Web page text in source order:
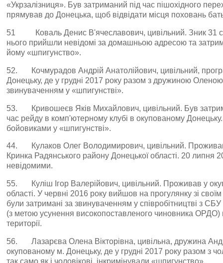
«Укрзалізниця». Був затриманий під час пішохідного
прямував до Донецька, щоб відвідати місця поховань
51 Коваль Денис В'ячеславович, цивільний. Зник 31
нього прийшли невідомі за домашньою адресою та
йому «шпигунство».
52. Кочмурадов Андрій Анатолійович, цивільний,
Донецьку, де у грудні 2017 року разом з дружиною
звинуваченням у «шпигунстві».
53. Кривошеєв Яків Михайлович, цивільний. Був
час рейду в комп'ютерному клубі в окупованому
бойовиками у «шпигунстві».
44. Кулаков Олег Володимирович, цивільний.
Кринка Радянського району Донецької області. 20 липня
невідомими.
55. Куліш Ігор Валерійович, цивільний. Проживав у
області. У червні 2016 року вийшов на прогулянку зі
були затримані за звинуваченням у співробітництві з СБУ
(з метою усунення високопоставленого чиновника ОРДО)
території.
56. Лазарєва Олена Вікторівна, цивільна, дружина
окупованому м. Донецьку, де у грудні 2017 року разом з